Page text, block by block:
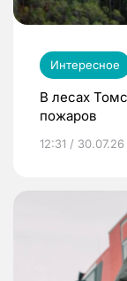
Интересное
В лесах
пожаров
12:31 / 30.07.26